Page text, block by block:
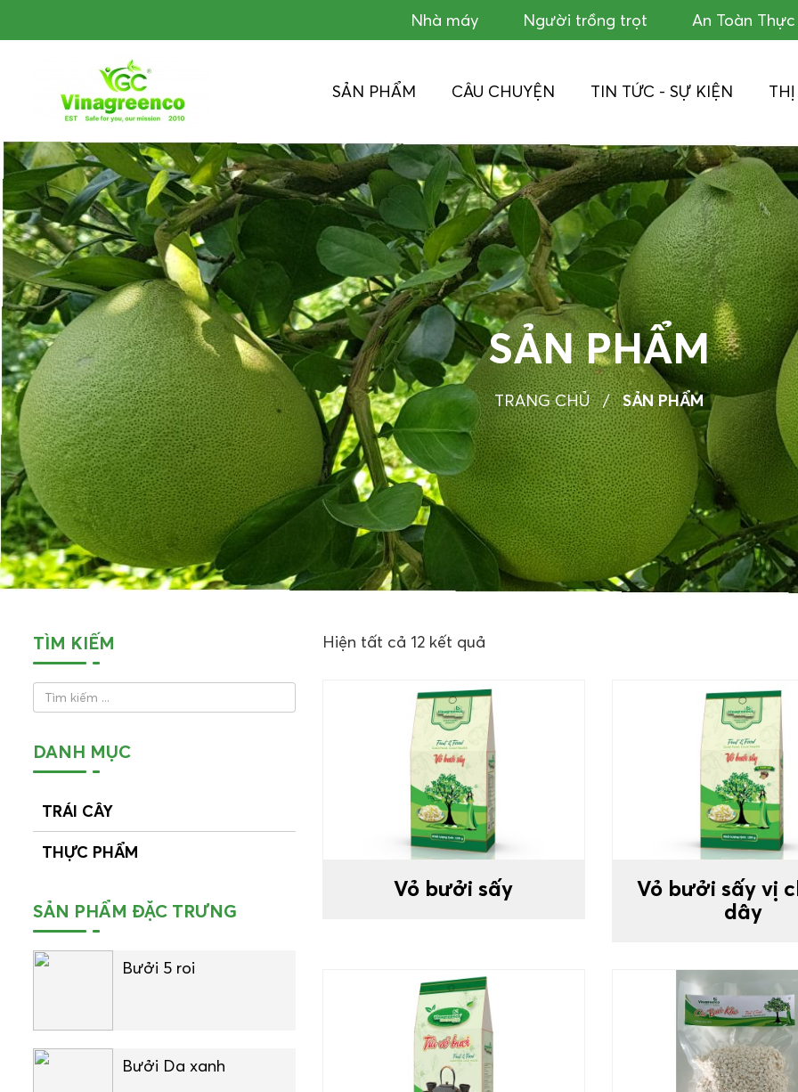
Nhà máy Người trồng trọt An Toàn
SẢN PHẨM CÂU CHUYỆN TIN TỨC - SỰ KIỆN
SẢN PHẨM
TRANG CHỦ / SẢN PHẨM
TÌM KIẾM
DANH MỤC
TRÁI CÂY
THỰC PHẨM
SẢN PHẨM ĐẶC TRƯNG
Bưởi 5 roi
Bưởi Da xanh
Hiện tất cả 12 kết quả
Vỏ bưởi sấy
Vỏ bưởi sấy vị
dây